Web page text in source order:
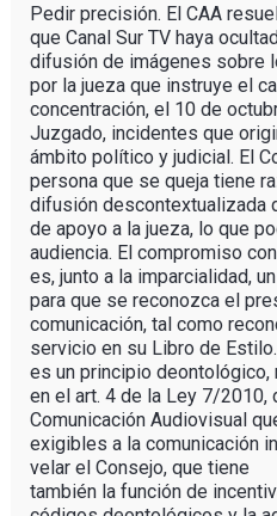
Pedir precisión. El CAA
que Canal Sur TV haya
difusión de imágenes sobre
por la jueza que instruye el
concentración, el 10 de
Juzgado, incidentes que
ámbito político y judicial. El
persona que se queja tiene
difusión descontextualizada
de apoyo a la jueza, lo que
audiencia. El compromiso
es, junto a la imparcialidad,
para que se reconozca el
comunicación, tal como
servicio en su Libro de
es un principio
en el art. 4 de la Ley 7/2010,
Comunicación Audiovisual
exigibles a la comunicación
velar el Consejo, que tiene
también la función de